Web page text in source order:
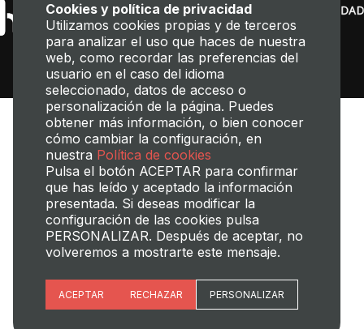
TransparenciaPerfil del contratanteMapa web
Política de cookiesPolítica de privacidadGestión de Cookies
Cookies y política de privacidad
Utilizamos cookies propias y de terceros
para analizar el uso que haces de nuestra
web, como recordar las preferencias del
usuario en el caso del idioma
seleccionado, datos de acceso o
personalización de la página. Puedes
obtener más información, o bien conocer
cómo cambiar la configuración, en
nuestra Política de cookies
Pulsa el botón ACEPTAR para confirmar
que has leído y aceptado la información
presentada. Si deseas modificar la
configuración de las cookies pulsa
PERSONALIZAR. Después de aceptar, no
volveremos a mostrarte este mensaje.
Esenciales
ACEPTAR RECHAZAR PERSONALIZAR